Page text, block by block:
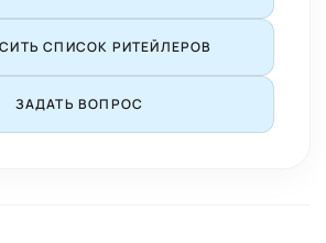
СПИСОК РИТЕЙЛЕРОВ
ЗАДАТЬ ВОПРОС